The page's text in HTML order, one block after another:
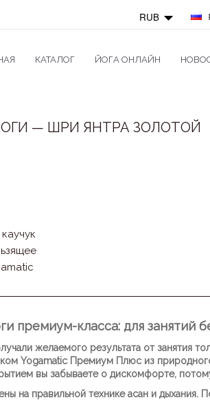
RUB
КАТАЛОГ ЙОГА ОНЛАЙН
— ШРИ ЯНТРА ЗОЛОТОЙ
премиум-класса: для занятий
желаемого результата от занятия
Yogamatic Премиум Плюс из
вы забываете о дискомфорте,
на правильной технике асан и дыхания.